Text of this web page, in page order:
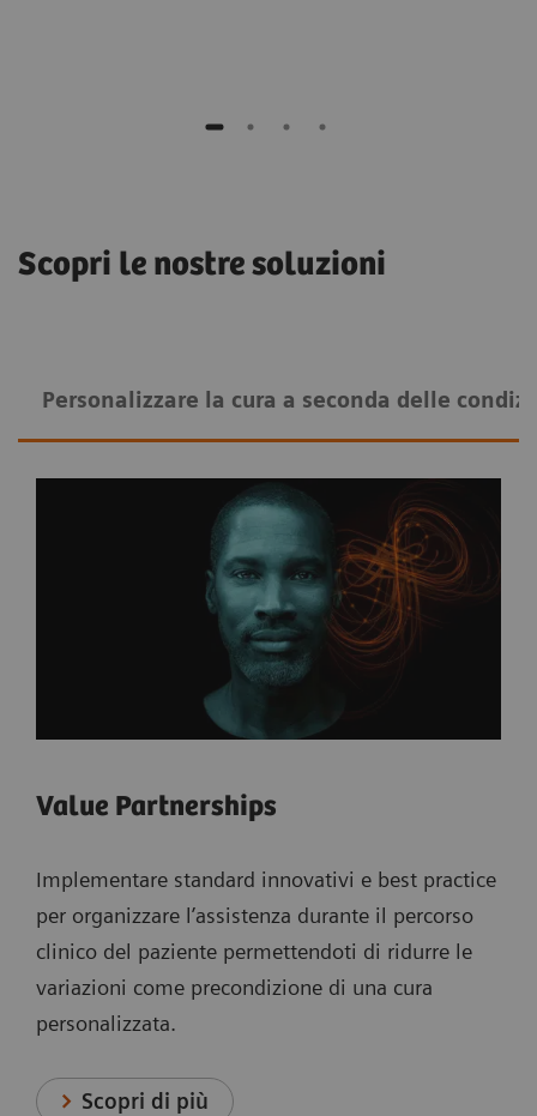
Scopri le nostre soluzioni
Personalizzare la cura a seconda delle
Value Partnerships
Implementare standard innovativi e best practice
per organizzare l’assistenza durante il percorso
clinico del paziente permettendoti di ridurre le
variazioni come precondizione di una cura
personalizzata.
Scopri di più